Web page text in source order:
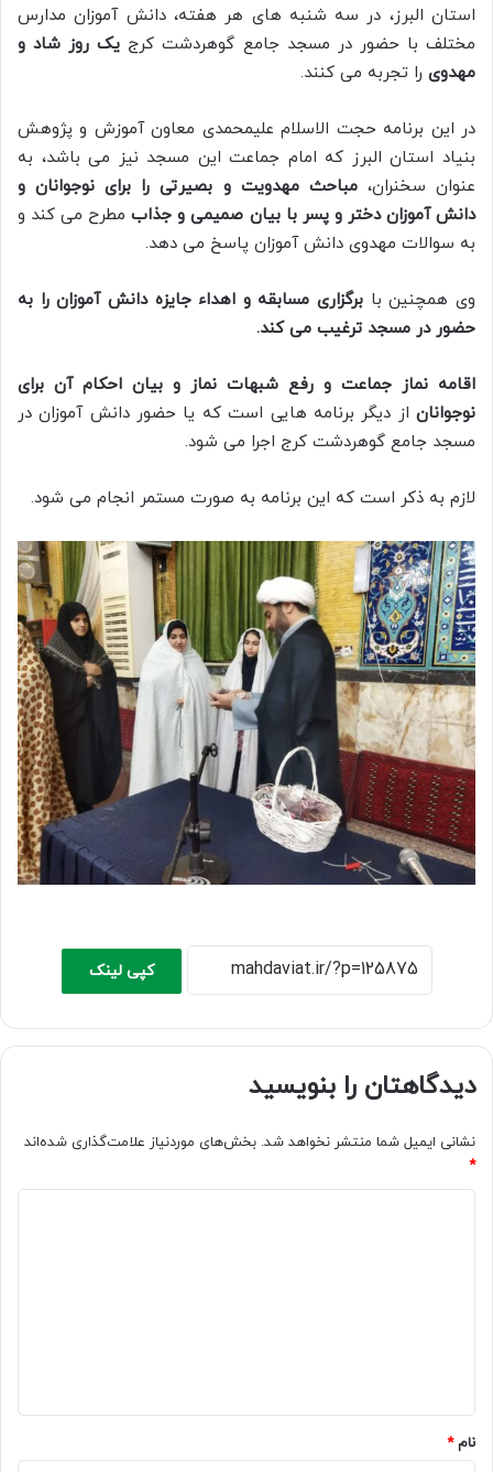
استان البرز، در سه شنبه های هر هفته، دانش آموزان مدارس
مختلف با حضور در مسجد جامع گوهردشت کرج یک روز شاد و
مهدوی را تجربه می کنند.
در این برنامه حجت الاسلام علیمحمدی معاون آموزش و پژوهش
بنیاد استان البرز که امام جماعت این مسجد نیز می باشد، به
عنوان سخنران،مباحث مهدویت و بصیرتی را برای نوجوانان و
دانش آموزان دختر و پسر با بیان صمیمی و جذاب مطرح می کند و
به سوالات مهدوی دانش آموزان پاسخ می دهد.
وی همچنین با برگزاری مسابقه و اهداء جایزه دانش آموزان را به
حضور در مسجد ترغیب می کند.
اقامه نماز جماعت و رفع شبهات نماز و بیان احکام آن برای
نوجوانان از دیگر برنامه هایی است که یا حضور دانش آموزان در
مسجد جامع گوهردشت کرج اجرا می شود.
لازم به ذکر است که این برنامه به صورت مستمر انجام می شود.
کپی لینک
دیدگاهتان را بنویسید
نشانی ایمیل شما منتشر نخواهد شد. بخش‌های موردنیاز علامت‌گذاری شده‌اند
*
نام*